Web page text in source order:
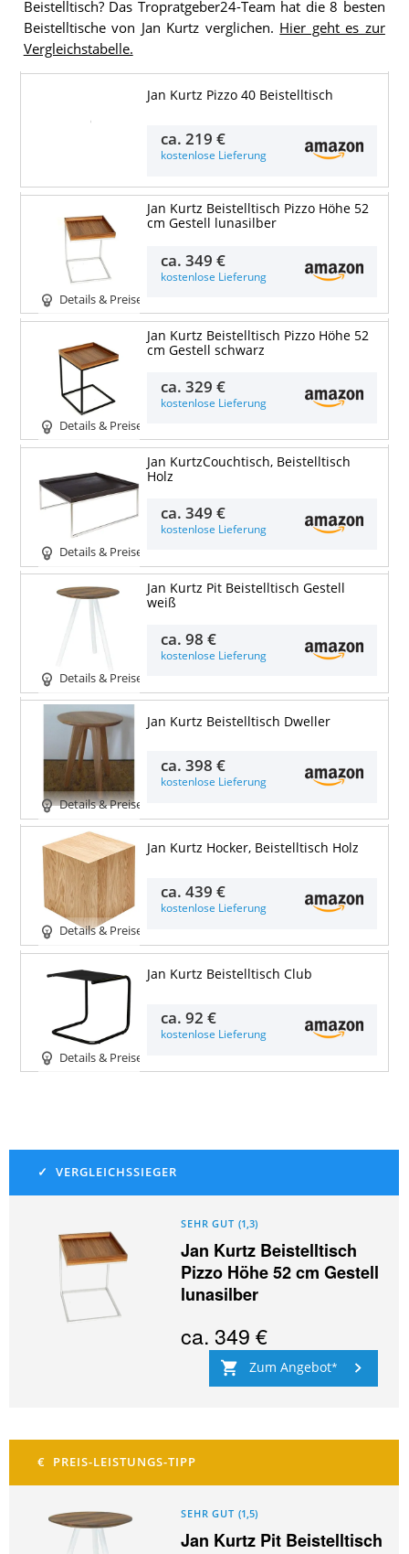
Beistelltisch? Das Tropratgeber24-Team hat die 8 besten
Beistelltische von Jan Kurtz verglichen. Hier geht es zur
Vergleichstabelle.
Jan Kurtz Pizzo 40 Beistelltisch
ca.219 €
kostenlose Lieferung
Details & Preise
Jan Kurtz Beistelltisch Pizzo Höhe 52
cm Gestell lunasilber
ca.349 €
kostenlose Lieferung
Details & Preise
Jan Kurtz Beistelltisch Pizzo Höhe 52
cm Gestell schwarz
ca.329 €
kostenlose Lieferung
Details & Preise
Jan KurtzCouchtisch, Beistelltisch
Holz
ca.349 €
kostenlose Lieferung
Details & Preise
Jan Kurtz Pit Beistelltisch Gestell
weiß
ca.98 €
kostenlose Lieferung
Details & Preise
Jan Kurtz Beistelltisch Dweller
ca.398 €
kostenlose Lieferung
Details & Preise
Jan Kurtz Hocker, Beistelltisch Holz
ca.439 €
kostenlose Lieferung
Details & Preise
Jan Kurtz Beistelltisch Club
ca.92 €
kostenlose Lieferung
SEHR GUT (1,3)
Jan Kurtz Beistelltisch
Pizzo Höhe 52 cm Gestell
lunasilber
ca.349 €
Zum Angebot
SEHR GUT (1,5)
Jan Kurtz Pit Beistelltisch